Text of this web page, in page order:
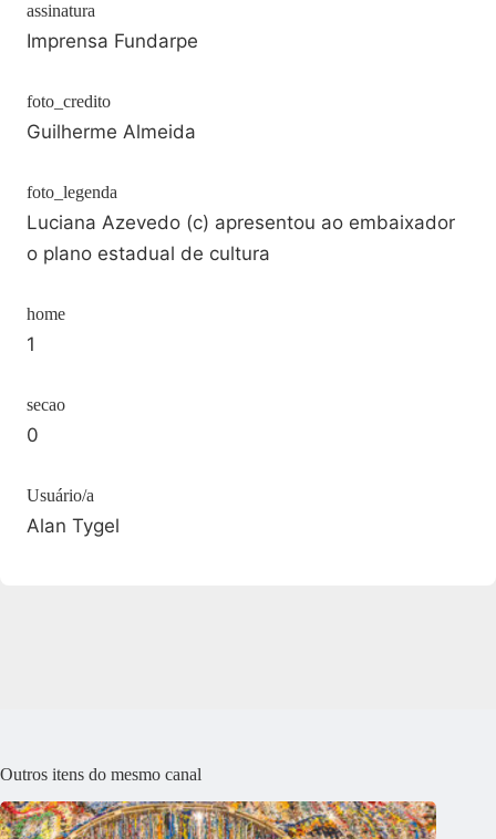
assinatura
Imprensa Fundarpe
foto_credito
Guilherme Almeida
foto_legenda
Luciana Azevedo (c) apresentou ao embaixador
o plano estadual de cultura
home
1
secao
0
Usuário/a
Alan Tygel
Outros itens do mesmo canal